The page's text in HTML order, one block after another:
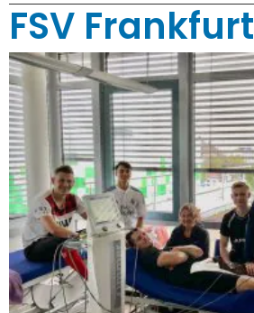
FSV Frankfurt